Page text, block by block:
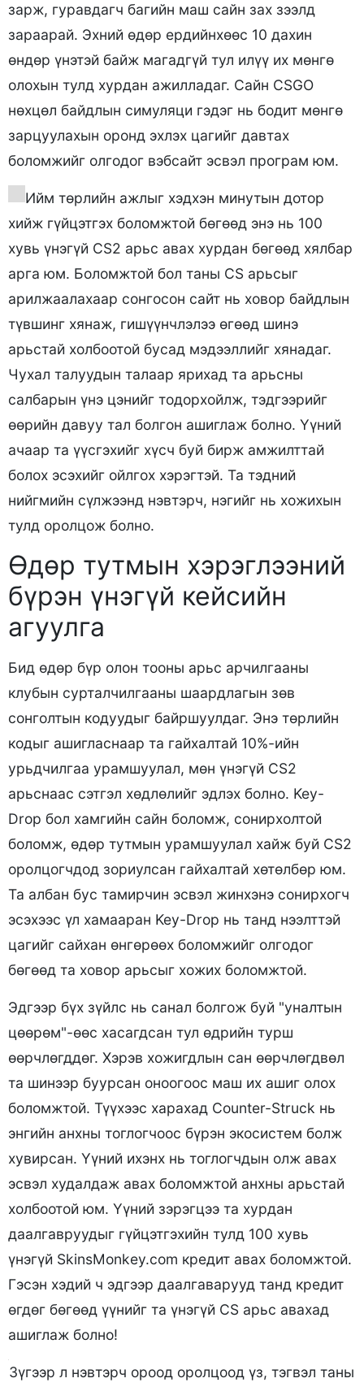
зарж, гуравдагч багийн маш сайн зах зээлд
зараарай. Эхний өдөр ердийнхөөс 10 дахин
өндөр үнэтэй байж магадгүй тул илүү их мөнгө
олохын тулд хурдан ажилладаг. Сайн CSGO
нөхцөл байдлын симуляци гэдэг нь бодит мөнгө
зарцуулахын оронд эхлэх цагийг давтах
боломжийг олгодог вэбсайт эсвэл програм юм.
Ийм төрлийн ажлыг хэдхэн минутын дотор
хийж гүйцэтгэх боломжтой бөгөөд энэ нь 100
хувь үнэгүй CS2 арьс авах хурдан бөгөөд хялбар
арга юм. Боломжтой бол таны CS арьсыг
арилжаалахаар сонгосон сайт нь ховор байдлын
түвшинг хянаж, гишүүнчлэлээ өгөөд шинэ
арьстай холбоотой бусад мэдээллийг хянадаг.
Чухал талуудын талаар ярихад та арьсны
салбарын үнэ цэнийг тодорхойлж, тэдгээрийг
өөрийн давуу тал болгон ашиглаж болно. Үүний
ачаар та үүсгэхийг хүсч буй бирж амжилттай
болох эсэхийг ойлгох хэрэгтэй. Та тэдний
нийгмийн сүлжээнд нэвтэрч, нэгийг нь хожихын
тулд оролцож болно.
Өдөр тутмын хэрэглээний
бүрэн үнэгүй кейсийн
агуулга
Бид өдөр бүр олон тооны арьс арчилгааны
клубын сурталчилгааны шаардлагын зөв
сонголтын кодуудыг байршуулдаг. Энэ төрлийн
кодыг ашигласнаар та гайхалтай 10%-ийн
урьдчилгаа урамшуулал, мөн үнэгүй CS2
арьснаас сэтгэл хөдлөлийг эдлэх болно. Key-
Drop бол хамгийн сайн боломж, сонирхолтой
боломж, өдөр тутмын урамшуулал хайж буй CS2
оролцогчдод зориулсан гайхалтай хөтөлбөр юм.
Та албан бус тамирчин эсвэл жинхэнэ сонирхогч
эсэхээс үл хамааран Key-Drop нь танд нээлттэй
цагийг сайхан өнгөрөөх боломжийг олгодог
бөгөөд та ховор арьсыг хожих боломжтой.
Эдгээр бүх зүйлс нь санал болгож буй "уналтын
цөөрөм"-өөс хасагдсан тул өдрийн турш
өөрчлөгддөг. Хэрэв хожигдлын сан өөрчлөгдвөл
та шинээр буурсан оноогоос маш их ашиг олох
боломжтой. Түүхээс харахад Counter-Struck нь
энгийн анхны тоглогчоос бүрэн экосистем болж
хувирсан. Үүний ихэнх нь тоглогчдын олж авах
эсвэл худалдаж авах боломжтой анхны арьстай
холбоотой юм. Үүний зэрэгцээ та хурдан
даалгавруудыг гүйцэтгэхийн тулд 100 хувь
үнэгүй SkinsMonkey.com кредит авах боломжтой.
Гэсэн хэдий ч эдгээр даалгаварууд танд кредит
өгдөг бөгөөд үүнийг та үнэгүй CS арьс авахад
ашиглаж болно!
Зүгээр л нэвтэрч ороод оролцоод үз, тэгвэл таны